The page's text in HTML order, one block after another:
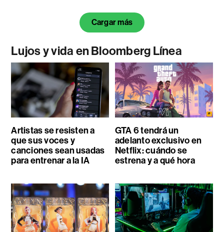
Cargar más
Lujos y vida en Bloomberg Línea
Artistas se resisten a
que sus voces y
canciones sean usadas
para entrenar a la IA
GTA 6 tendrá un
adelanto exclusivo en
Netflix: cuándo se
estrena y a qué hora